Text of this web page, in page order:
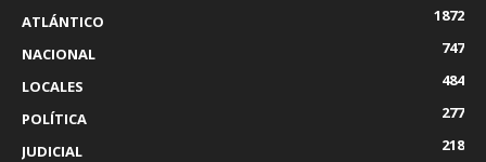
ATLÁNTICO
1872
NACIONAL
747
LOCALES
484
POLÍTICA
277
JUDICIAL
218